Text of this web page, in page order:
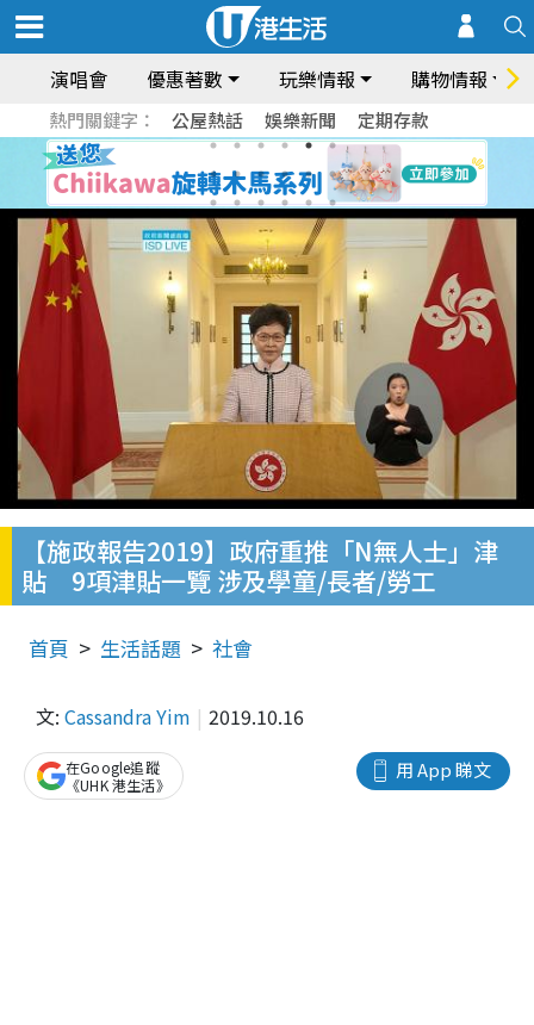
演唱會 優惠著數 玩樂情報 購物情報
熱門關鍵字： 公屋熱話 娛樂新聞 定期存款
【施政報告2019】政府重推「N無人士」津
貼 9項津貼一覽 涉及學童/長者/勞工
首頁 生活話題 社會
文: Cassandra Yim 2019.10.16
用 App 睇文
在Google追蹤
《UHK 港生活》